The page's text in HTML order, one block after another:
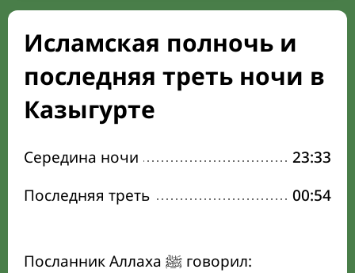
Исламская полночь и
последняя треть ночи в
Казыгурте
Середина ночи
23:33
Последняя треть
00:54
Посланник Аллаха ﷺ говорил: